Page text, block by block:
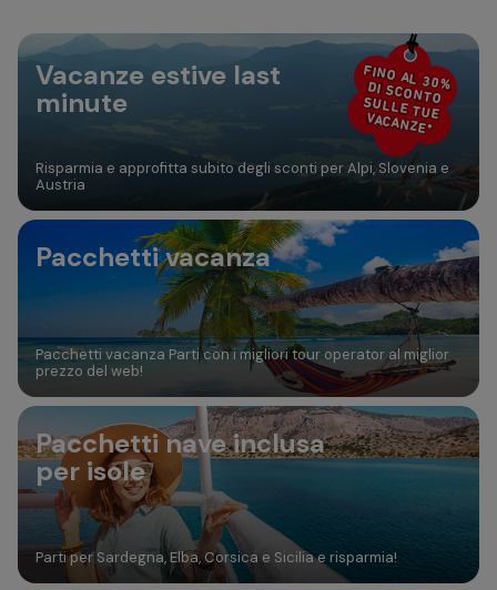
Aggiungi camera
FINO AL 30%
DI SCONTO
SULLE TUE
VACANZE*
Vacanze estive last
minute
Risparmia e approfitta subito degli sconti per Alpi, Slovenia e
Austria
Pacchetti vacanza
Pacchetti vacanza Parti con i migliori tour operator al miglior
prezzo del web!
Pacchetti nave inclusa
per isole
Parti per Sardegna, Elba, Corsica e Sicilia e risparmia!